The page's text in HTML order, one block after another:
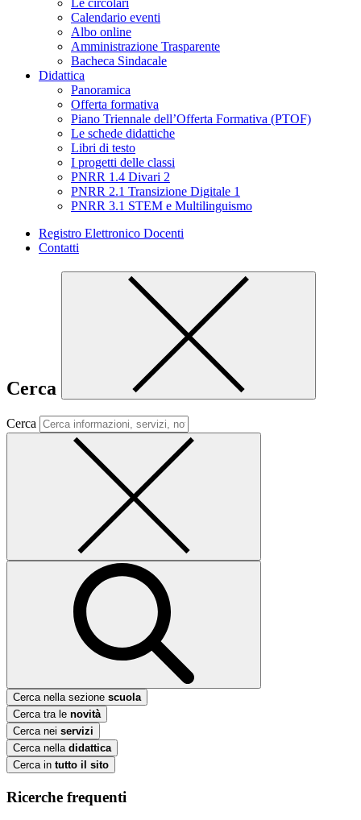
Le circolari
Calendario eventi
Albo online
Amministrazione Trasparente
Bacheca Sindacale
Didattica
Panoramica
Offerta formativa
Piano Triennale dell’Offerta Formativa (PTOF)
Le schede didattiche
Libri di testo
I progetti delle classi
PNRR 1.4 Divari 2
PNRR 2.1 Transizione Digitale 1
PNRR 3.1 STEM e Multilinguismo
Registro Elettronico Docenti
Contatti
Cerca
Cerca
Cerca nella sezione scuola
Cerca tra le novità
Cerca nei servizi
Cerca nella didattica
Cerca in tutto il sito
Ricerche frequenti